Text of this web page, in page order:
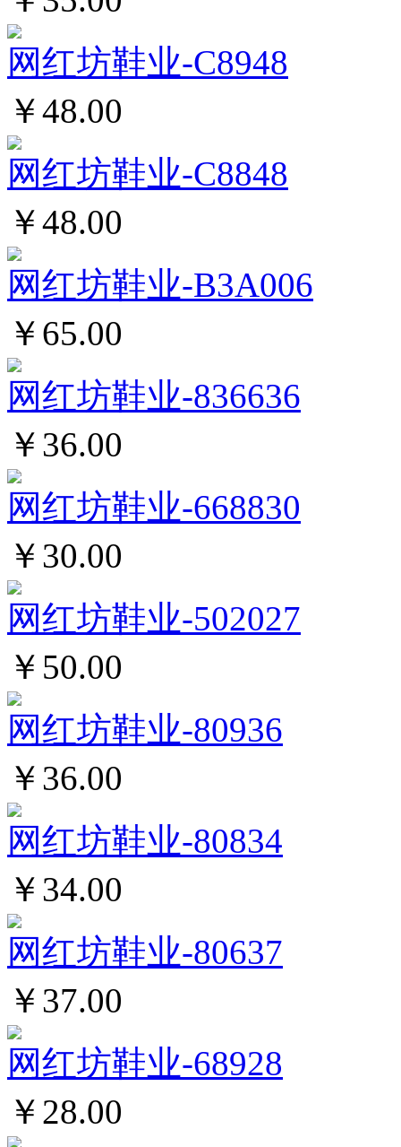
网红坊鞋业-C8948
￥48.00
网红坊鞋业-C8848
￥48.00
网红坊鞋业-B3A006
￥65.00
网红坊鞋业-836636
￥36.00
网红坊鞋业-668830
￥30.00
网红坊鞋业-502027
￥50.00
网红坊鞋业-80936
￥36.00
网红坊鞋业-80834
￥34.00
网红坊鞋业-80637
￥37.00
网红坊鞋业-68928
￥28.00